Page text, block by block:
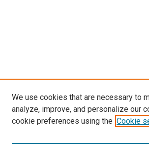
We use cookies that are necessary to
analyze, improve, and personalize our
cookie preferences using the Cookie